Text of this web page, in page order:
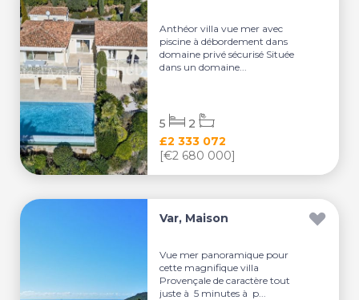
Anthéor villa vue mer avec
piscine à débordement dans
domaine privé sécurisé Située
dans un domaine...
£2 333 072
[€2 680 000]
5 2
Var, Maison
Vue mer panoramique pour
cette magnifique villa
Provençale de caractère tout
juste à 5 minutes à p...